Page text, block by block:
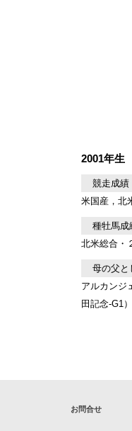
2001年
競走成績
米国産，北
種牡馬成
北米総合・
母の父と
アルカンジ
田記念-G1）
お問合せ